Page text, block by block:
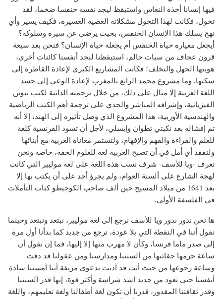
فيها إنسانا أخذه النعاس واستيقظ ليجد نفسه خنفسا ضخما، لقد
تحول، فكانت لهذا التحول مشكلاته العصية العسيرة، فكيف يسير وأي
نهج يسلك هذا الإنسان الخنفس، بحيث يرضى عن سيره وسلوكه؟
أيجعل معياره حياة الخنفس أم يجعله حياة الإنسان؟ فنحن بعد سبعة
قرون عجاف من سبات حالم، استيقظنا لنجد أنفسنا كائنات أخرى،
هويتها الجهل والتخلف؛ فكانت المشاريع الكبرى لإعادة القاطرة إلى
سكتها. وما مشروع محمد الرابع بالمغرب لإعادة الوعي إلى جسد
اللغة العربية إلا مثال على ذلك، من خلال ترجمته الذاتية لكتب نيوتن
الفيزيائية، وإشرافه المباشر والجدي على ترجمة أهم الكتب الرياضية
والهندسية الأوربية، هذا المشروع الذي وصل تأثيره إلى الهند، إلا أنه
تم إفشاله بعد نكبتي تطوان وإيسلي، لأجل أن تسود الفرنسية كلغة
للعلم والقراءة والفهم والإفهام، ولتستمر معاناة العربية مع أبنائها
ولنفقد أي أمل في أن تصبح العربية لغة للعلوم الحقة، خاصة ونحن
نعرف -ويا للأسف- شرف نسب هذه اللغة على لغة موليير التي كانت
لهجة الشارع على ألسنة العوام، ولم يجرؤ أحد على أن يكتب بها إلا
بعد 1641 من ميلاد المسيح حين ألف صاحب الكوجيطو كتاب التأملات
في الفلسفة الأولى.
ها نحن ندور ندور ويا للأسف نرجع إلى لغة موليير، نبتعد ونبتعد وحينما
نقول أننا في النقطة التي بلا عودة، نرجع من جديد كما بدأنا أول مرة
إلى صدر ماما فرنسا، وكأن لا مهرب منها إلا إليها، فما إن نقول أن
ساعة حزمها حقائبها من ألسنتنا ومدارسنا ومن عقولنا قد دقت
وساعة رجوعها من حيث أتت قد آذنت بدعوى مزيفة أننا أمسينا سادة
أنفسنا حتى تعود من جديد أشد شراسة وأكثر قوة، إنها قدر ألسنتنا
وقدر ثقافتنا المقدور، قدرنا أن تكون لغة أطفالنا ولغة تعليمهم، واللغة